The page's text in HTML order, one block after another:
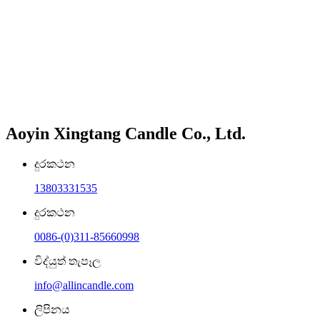
Aoyin Xingtang Candle Co., Ltd.
දුරකථන
13803331535
දුරකථන
0086-(0)311-85660998
විද්යුත් තැපෑල
info@allincandle.com
ලිපිනය